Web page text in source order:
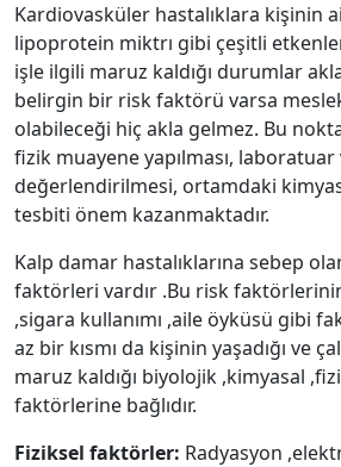
Kardiovasküler hastalıklara kişinin
lipoprotein miktrı gibi çeşitli
işle ilgili maruz kaldığı durumlar
belirgin bir risk faktörü varsa meslek
olabileceği hiç akla gelmez. Bu
fizik muayene yapılması,
değerlendirilmesi, ortamdaki
tesbiti önem kazanmaktadır.
Kalp damar hastalıklarına sebep
faktörleri vardır .Bu risk
,sigara kullanımı ,aile öyküsü gibi
az bir kısmı da kişinin yaşadığı ve
maruz kaldığı biyolojik ,kimyasal
faktörlerine bağlıdır.
Fiziksel faktörler: Radyasyon